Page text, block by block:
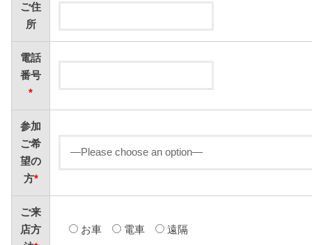
ご住
所
電話
番号
*
参加
ご希
望の
方*
ご来
店方
お車 電車 遠隔